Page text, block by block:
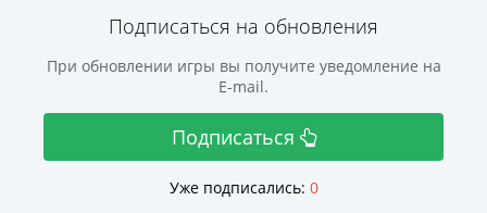
Подписаться на обновления
При обновлении игры вы получите уведомление на
E-mail.
Подписаться
Уже подписались: 0